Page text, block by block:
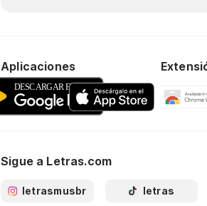
Aplicaciones
Sigue a Letras.com
letrasmusbr letras